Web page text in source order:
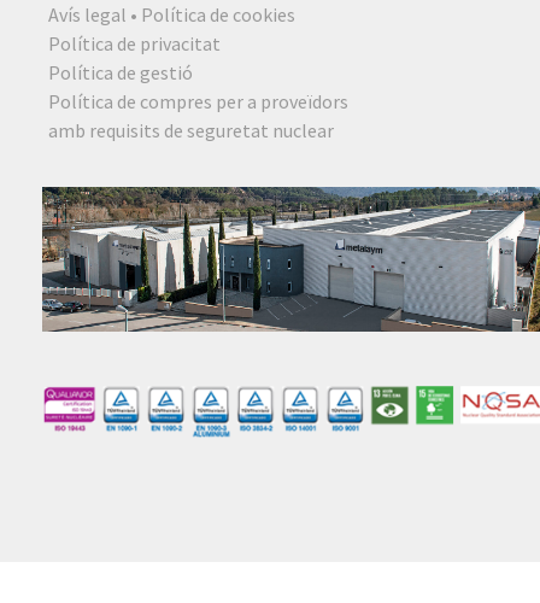
Avís legal • Política de cookies
Política de privacitat
Política de gestió
Política de compres per a proveïdors
amb requisits de seguretat nuclear